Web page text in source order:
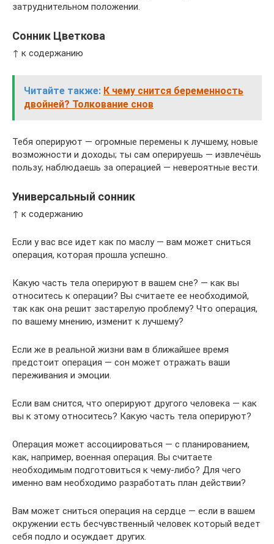
затруднительном положении.
Сонник Цветкова
↑ к содержанию
Читайте также: К чему снится беременность
двойней? Толкование снов
Тебя оперируют — огромные перемены к лучшему, новые
возможности и доходы; ты сам оперируешь — извлечёшь
пользу; наблюдаешь за операцией — невероятные вести.
Универсальный сонник
↑ к содержанию
Если у вас все идет как по маслу — вам может сниться
операция, которая прошла успешно.
Какую часть тела оперируют в вашем сне? — как вы
относитесь к операции? Вы считаете ее необходимой,
так как она решит застарелую проблему? Что операция,
по вашему мнению, изменит к лучшему?
Если же в реальной жизни вам в ближайшее время
предстоит операция — сон может отражать ваши
переживания и эмоции.
Если вам снится, что оперируют другого человека — как
вы к этому относитесь? Какую часть тела оперируют?
Операция может ассоциироваться — с планированием,
как, например, военная операция. Вы считаете
необходимым подготовиться к чему-либо? Для чего
именно вам необходимо разработать план действии?
Вам может сниться операция на сердце — если в вашем
окружении есть бесчувственный человек который ведет
себя подло и осуждает других.